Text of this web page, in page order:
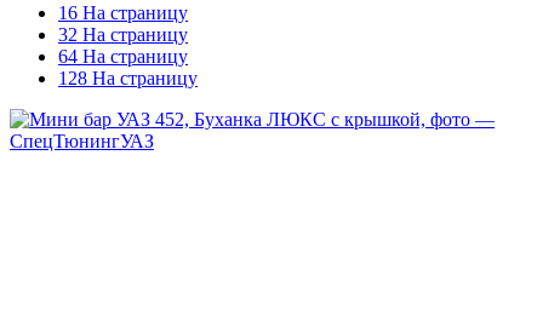
16 На страницу
32 На страницу
64 На страницу
128 На страницу